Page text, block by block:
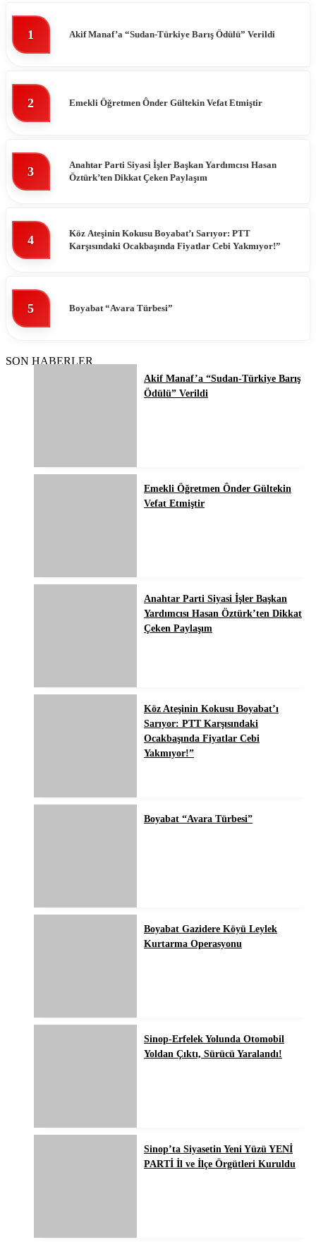
1 Akif Manaf’a “Sudan-Türkiye Barış Ödülü” Verildi
2 Emekli Öğretmen Ônder Gültekin Vefat Etmiştir
3
Anahtar Parti Siyasi İşler Başkan Yardımcısı Hasan
Öztürk’ten Dikkat Çeken Paylaşım
4
Köz Ateşinin Kokusu Boyabat’ı Sarıyor: PTT
Karşısındaki Ocakbaşında Fiyatlar Cebi Yakmıyor!”
5 Boyabat “Avara Türbesi”
SON HABERLER
Akif Manaf’a “Sudan-Türkiye Barış
Ödülü” Verildi
Emekli Öğretmen Ônder Gültekin
Vefat Etmiştir
Anahtar Parti Siyasi İşler Başkan
Yardımcısı Hasan Öztürk’ten Dikkat
Çeken Paylaşım
Köz Ateşinin Kokusu Boyabat’ı
Sarıyor: PTT Karşısındaki
Ocakbaşında Fiyatlar Cebi
Yakmıyor!”
Boyabat “Avara Türbesi”
Boyabat Gazidere Köyü Leylek
Kurtarma Operasyonu
Sinop-Erfelek Yolunda Otomobil
Yoldan Çıktı, Sürücü Yaralandı!
Sinop’ta Siyasetin Yeni Yüzü YENİ
PARTİ İl ve İlçe Örgütleri Kuruldu